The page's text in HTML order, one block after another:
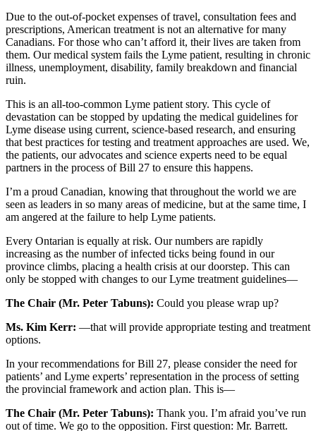
Due to the out-of-pocket expenses of travel, consultation fees and
prescriptions, American treatment is not an alternative for many
Canadians. For those who can’t afford it, their lives are taken from
them. Our medical system fails the Lyme patient, resulting in chronic
illness, unemployment, disability, family breakdown and financial
ruin.
This is an all-too-common Lyme patient story. This cycle of
devastation can be stopped by updating the medical guidelines for
Lyme disease using current, science-based research, and ensuring
that best practices for testing and treatment approaches are used. We,
the patients, our advocates and science experts need to be equal
partners in the process of Bill 27 to ensure this happens.
I’m a proud Canadian, knowing that throughout the world we are
seen as leaders in so many areas of medicine, but at the same time, I
am angered at the failure to help Lyme patients.
Every Ontarian is equally at risk. Our numbers are rapidly
increasing as the number of infected ticks being found in our
province climbs, placing a health crisis at our doorstep. This can
only be stopped with changes to our Lyme treatment guidelines—
The Chair (Mr. Peter Tabuns): Could you please wrap up?
Ms. Kim Kerr: —that will provide appropriate testing and treatment
options.
In your recommendations for Bill 27, please consider the need for
patients’ and Lyme experts’ representation in the process of setting
the provincial framework and action plan. This is—
The Chair (Mr. Peter Tabuns): Thank you. I’m afraid you’ve run
out of time. We go to the opposition. First question: Mr. Barrett.